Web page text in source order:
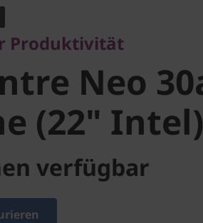
Neo
(22"
Produktivität
Neo
(22" Intel)
verfügbar